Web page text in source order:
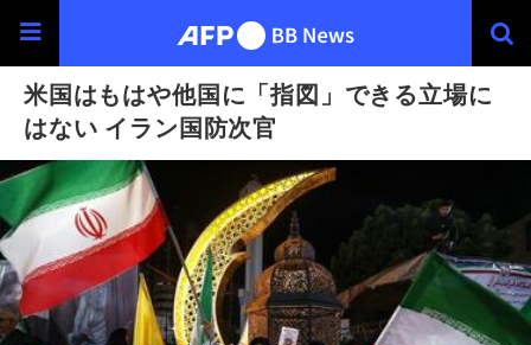
米国はもはや他国に「指図」できる立場に
はない イラン国防次官